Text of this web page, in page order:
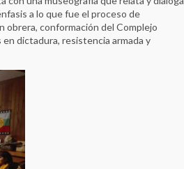
a lo que fue el proceso de
obrera, conformación del Complejo
dictadura, resistencia armada y